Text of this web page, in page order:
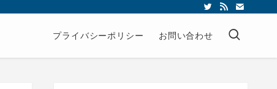
プライバシーポリシー お問い合わせ